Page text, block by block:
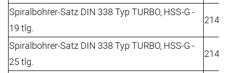
Spiralbohrer-Satz DIN 338 Typ TURBO, HSS-G -
19 tlg.
Spiralbohrer-Satz DIN 338 Typ TURBO, HSS-G -
25 tlg.